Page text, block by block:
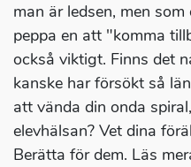
man är ledsen, men
peppa en att "komma
också viktigt. Finns det
kanske har försökt så
att vända din onda
elevhälsan? Vet dina
Berätta för dem. Läs